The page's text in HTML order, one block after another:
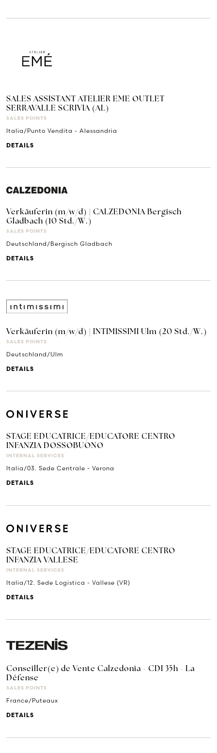
SALES ASSISTANT ATELIER EME OUTLET
SERRAVALLE SCRIVIA (AL)
SALES POINTS
Italia/Punto Vendita - Alessandria
DETAILS
Verkäuferin (m/w/d) | CALZEDONIA Bergisch
Gladbach (10 Std./W.)
SALES POINTS
Deutschland/Bergisch Gladbach
DETAILS
Verkäuferin (m/w/d) | INTIMISSIMI Ulm (20 Std./W.)
SALES POINTS
Deutschland/Ulm
DETAILS
STAGE EDUCATRICE/EDUCATORE CENTRO
INFANZIA DOSSOBUONO
INTERNAL SERVICES
Italia/03. Sede Centrale - Verona
DETAILS
STAGE EDUCATRICE/EDUCATORE CENTRO
INFANZIA VALLESE
INTERNAL SERVICES
Italia/12. Sede Logistica - Vallese (VR)
DETAILS
Conseiller(e) de Vente Calzedonia - CDI 35h - La
Défense
SALES POINTS
France/Puteaux
DETAILS